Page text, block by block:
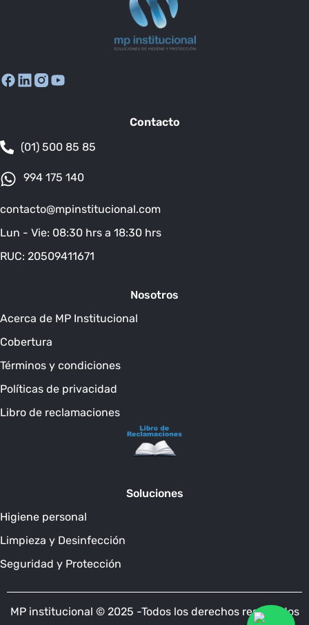
Contacto
(01) 500 85 85
994 175 140
contacto@mpinstitucional.com
Lun - Vie: 08:30 hrs a 18:30 hrs
RUC: 20509411671
Nosotros
Acerca de MP Institucional
Cobertura
Términos y condiciones
Políticas de privacidad
Libro de reclamaciones
Soluciones
Higiene personal
Limpieza y Desinfección
Seguridad y Protección
MP institucional © 2025 -Todos los derechos reservados